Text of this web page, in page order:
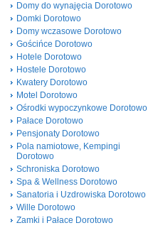
Domy do wynajęcia Dorotowo
Domki Dorotowo
Domy wczasowe Dorotowo
Gościńce Dorotowo
Hotele Dorotowo
Hostele Dorotowo
Kwatery Dorotowo
Motel Dorotowo
Ośrodki wypoczynkowe Dorotowo
Pałace Dorotowo
Pensjonaty Dorotowo
Pola namiotowe, Kempingi
Dorotowo
Schroniska Dorotowo
Spa & Wellness Dorotowo
Sanatoria i Uzdrowiska Dorotowo
Wille Dorotowo
Zamki i Pałace Dorotowo